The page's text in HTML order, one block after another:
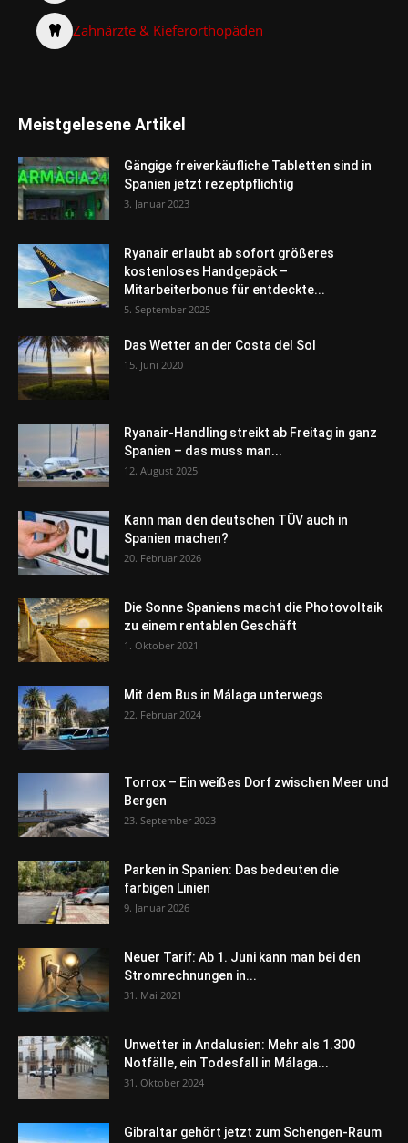
Zahnärzte & Kieferorthopäden
Meistgelesene Artikel
Gängige freiverkäufliche Tabletten sind in
Spanien jetzt rezeptpflichtig
3. Januar 2023
Ryanair erlaubt ab sofort größeres
kostenloses Handgepäck –
Mitarbeiterbonus für entdeckte...
5. September 2025
Das Wetter an der Costa del Sol
15. Juni 2020
Ryanair-Handling streikt ab Freitag in ganz
Spanien – das muss man...
12. August 2025
Kann man den deutschen TÜV auch in
Spanien machen?
20. Februar 2026
Die Sonne Spaniens macht die Photovoltaik
zu einem rentablen Geschäft
1. Oktober 2021
Mit dem Bus in Málaga unterwegs
22. Februar 2024
Torrox – Ein weißes Dorf zwischen Meer und
Bergen
23. September 2023
Parken in Spanien: Das bedeuten die
farbigen Linien
9. Januar 2026
Neuer Tarif: Ab 1. Juni kann man bei den
Stromrechnungen in...
31. Mai 2021
Unwetter in Andalusien: Mehr als 1.300
Notfälle, ein Todesfall in Málaga...
31. Oktober 2024
Gibraltar gehört jetzt zum Schengen-Raum